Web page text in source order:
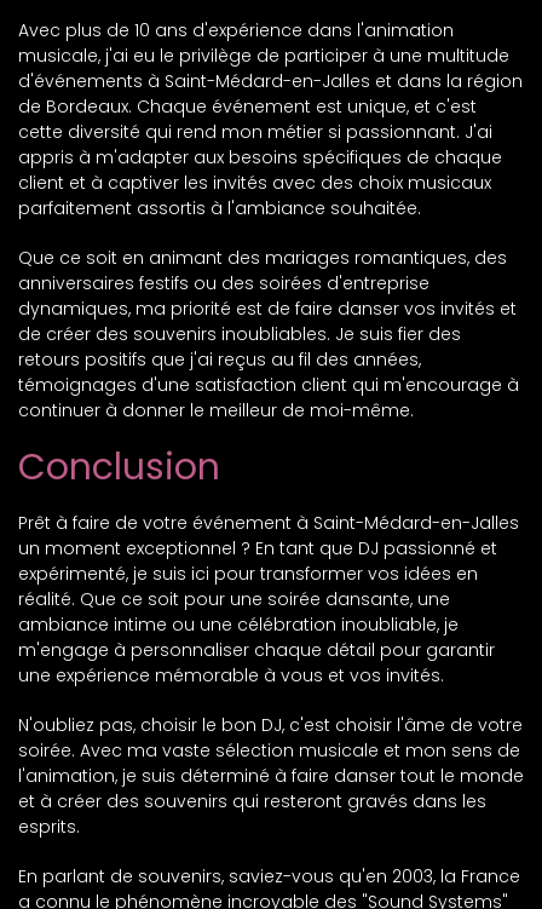
Avec plus de 10 ans d'expérience dans l'animation
musicale, j'ai eu le privilège de participer à une multitude
d'événements à Saint-Médard-en-Jalles et dans la région
de Bordeaux. Chaque événement est unique, et c'est
cette diversité qui rend mon métier si passionnant. J'ai
appris à m'adapter aux besoins spécifiques de chaque
client et à captiver les invités avec des choix musicaux
parfaitement assortis à l'ambiance souhaitée.
Que ce soit en animant des mariages romantiques, des
anniversaires festifs ou des soirées d'entreprise
dynamiques, ma priorité est de faire danser vos invités et
de créer des souvenirs inoubliables. Je suis fier des
retours positifs que j'ai reçus au fil des années,
témoignages d'une satisfaction client qui m'encourage à
continuer à donner le meilleur de moi-même.
Conclusion
Prêt à faire de votre événement à Saint-Médard-en-Jalles
un moment exceptionnel ? En tant que DJ passionné et
expérimenté, je suis ici pour transformer vos idées en
réalité. Que ce soit pour une soirée dansante, une
ambiance intime ou une célébration inoubliable, je
m'engage à personnaliser chaque détail pour garantir
une expérience mémorable à vous et vos invités.
N'oubliez pas, choisir le bon DJ, c'est choisir l'âme de votre
soirée. Avec ma vaste sélection musicale et mon sens de
l'animation, je suis déterminé à faire danser tout le monde
et à créer des souvenirs qui resteront gravés dans les
esprits.
En parlant de souvenirs, saviez-vous qu'en 2003, la France
a connu le phénomène incroyable des "Sound Systems"